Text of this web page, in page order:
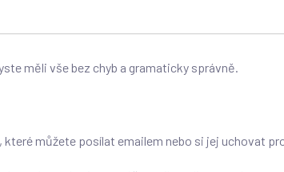
měli vše bez chyb a gramaticky správně.
můžete posílat emailem nebo si jej uchovat